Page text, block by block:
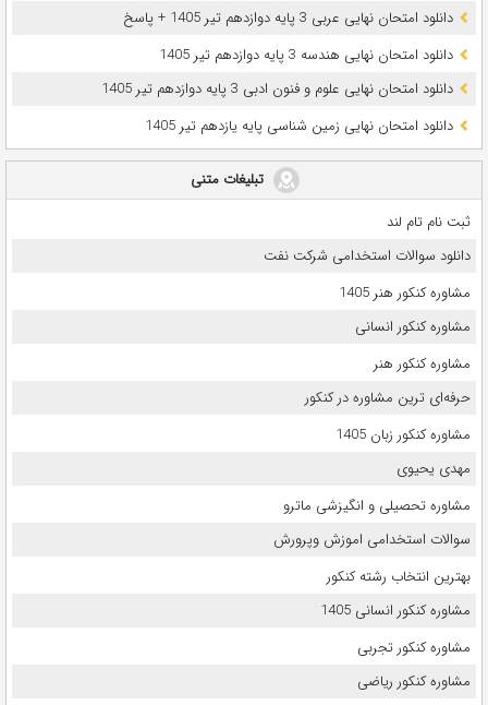
دانلود امتحان نهایی عربی 3 پایه دوازدهم تیر 1405 + پاسخ
دانلود امتحان نهایی هندسه 3 پایه دوازدهم تیر 1405
دانلود امتحان نهایی علوم و فنون ادبی 3 پایه دوازدهم تیر 1405
دانلود امتحان نهایی زمین شناسی پایه یازدهم تیر 1405
تبلیغات متنی
ثبت نام تام لند
دانلود سوالات استخدامی شرکت نفت
مشاوره کنکور هنر 1405
مشاوره کنکور انسانی
مشاوره کنکور هنر
حرفه‌ای ترین مشاوره در کنکور
مشاوره کنکور زبان 1405
مهدی یحیوی
مشاوره تحصیلی و انگیزشی ماترو
سوالات استخدامی اموزش وپرورش
بهترین انتخاب رشته کنکور
مشاوره کنکور انسانی 1405
مشاوره کنکور تجربی
مشاوره کنکور ریاضی